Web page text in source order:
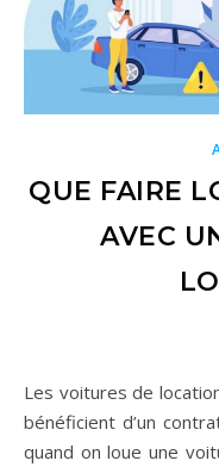
QUE FAIRE
AVEC
Les voitures de location, comme tous les autres véhicules,
bénéficient d’un
quand on loue une